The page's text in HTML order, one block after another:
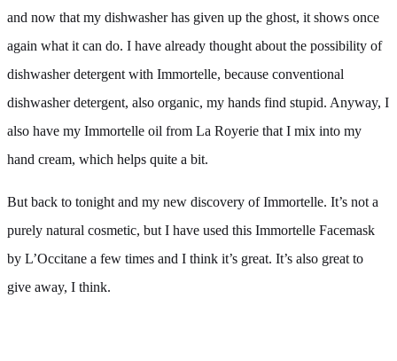
and now that my dishwasher has given up the ghost, it shows once
again what it can do. I have already thought about the possibility of
dishwasher detergent with Immortelle, because conventional
dishwasher detergent, also organic, my hands find stupid. Anyway, I
also have my Immortelle oil from La Royerie that I mix into my
hand cream, which helps quite a bit.
But back to tonight and my new discovery of Immortelle. It’s not a
purely natural cosmetic, but I have used this Immortelle Facemask
by L’Occitane a few times and I think it’s great. It’s also great to
give away, I think.